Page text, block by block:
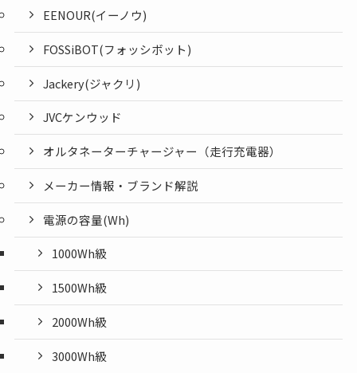
EENOUR(イーノウ)
FOSSiBOT(フォッシボット)
Jackery(ジャクリ)
JVCケンウッド
オルタネーターチャージャー（走行充電器）
メーカー情報・ブランド解説
電源の容量(Wh)
1000Wh級
1500Wh級
2000Wh級
3000Wh級